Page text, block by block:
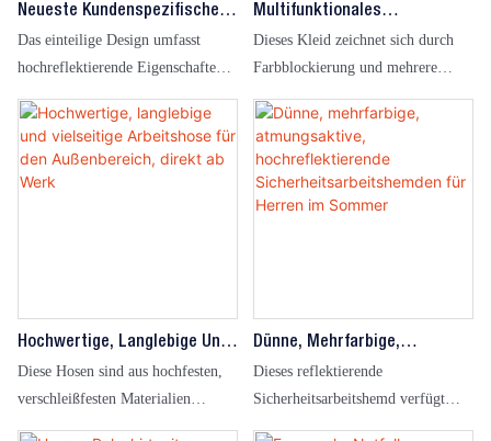
Neueste Kundenspezifische
Reflektierende Safety Pro
Worker Overalls
Das einteilige Design umfasst
hochreflektierende Eigenschaften,
Betriebsumgebungen, umfassenden
Schutz, ist für die Industrie
geeignet, geeignet für den
Multifunktionales
Arbeitskleidungsset Für
Arbeitsversicherungen
Dieses Kleid zeichnet sich durch
Farbblockierung und mehrere
uneingeschränkte
Bewegungsfreiheit,
Atmungsaktivität und Schutz und
ist für Baustellen und andere
Hochwertige, Langlebige Und
Vielseitige Arbeitshose Für
Den Außenbereich, Direkt Ab
Diese Hosen sind aus hochfesten,
verschleißfesten Materialien
Dünne, Mehrfarbige,
Atmungsaktive,
Hochreflektierende
Dieses reflektierende
Sicherheitsarbeitshemd verfügt